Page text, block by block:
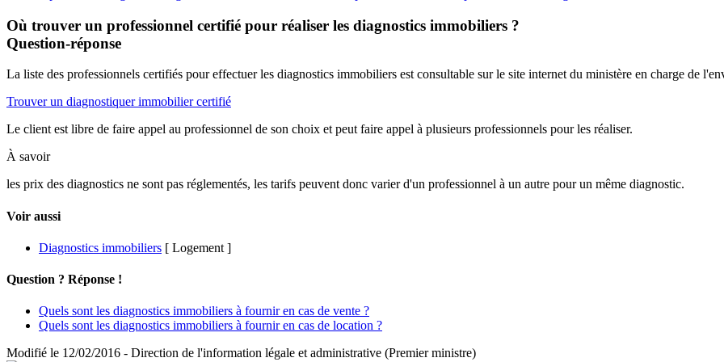
Où trouver un professionnel certifié pour réaliser les diagnostics immobiliers ?
Question-réponse
La liste des professionnels certifiés pour effectuer les diagnostics immobiliers est consultable sur le site internet du ministère en charge de
Trouver un diagnostiquer immobilier certifié
Le client est libre de faire appel au professionnel de son choix et peut faire appel à plusieurs professionnels pour les réaliser.
À savoir
les prix des diagnostics ne sont pas réglementés, les tarifs peuvent donc varier d'un professionnel à un autre pour un même diagnostic.
Voir aussi
Diagnostics immobiliers [ Logement ]
Question ? Réponse !
Quels sont les diagnostics immobiliers à fournir en cas de vente ?
Quels sont les diagnostics immobiliers à fournir en cas de location ?
Modifié le 12/02/2016 - Direction de l'information légale et administrative (Premier ministre)